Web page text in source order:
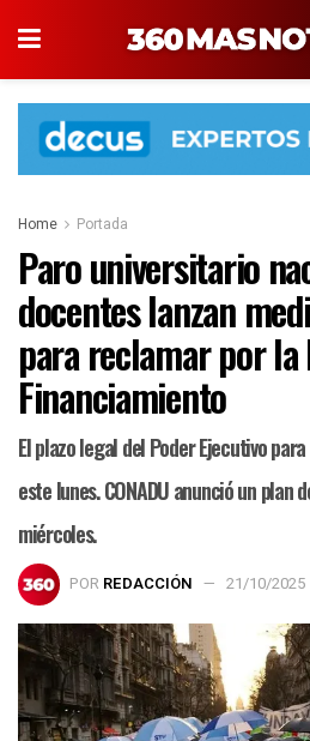
Home Portada
Paro universitario
docentes lanzan
para reclamar por la
Financiamiento
El plazo legal del Poder Ejecutivo
este lunes. CONADU anunció un plan
miércoles.
POR REDACCIÓN 21/10/2025